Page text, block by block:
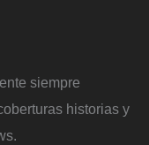
siempre
historias y